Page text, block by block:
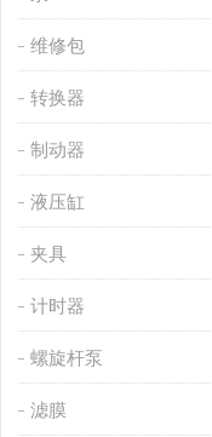
维修包
转换器
制动器
液压缸
夹具
计时器
螺旋杆泵
滤膜